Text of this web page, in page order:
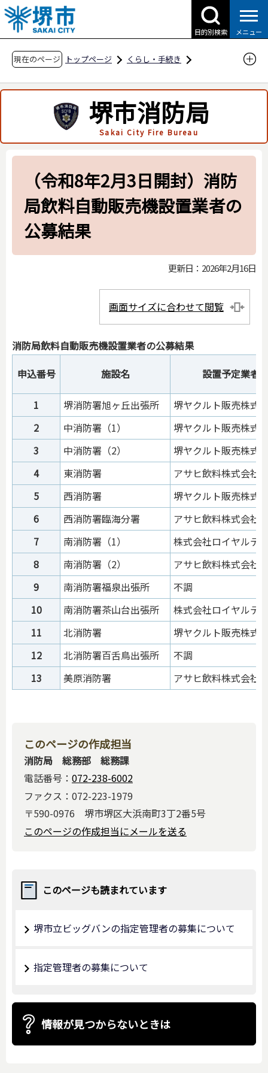
こ
の
ペ
の
で
目的別検索 メニュー
現在のページ トップページ
くらし・手続き
事業者の方へ
入札案件情報
（令和8年2⽉3⽇開封）消防局飲料⾃動販売機
設置業者の公募結果
堺市消防局
Sakai City Fire Bureau
（令和8年2⽉3⽇開封）消防
局飲料⾃動販売機設置業者の
公募結果
更新日：2026年2月16日
画面サイズに合わせて閲覧
消防局飲料自動販売機設置業者の公募結果
申込番号
施設名 設置予定業者
1 堺消防署旭ヶ丘出張所
堺ヤクルト販売株式
2
中消防署（1）
堺ヤクルト販売株式
3
中消防署（2）
堺ヤクルト販売株式
4
東消防署
アサヒ飲料株式会社
5
西消防署
堺ヤクルト販売株式
6
西消防署臨海分署
アサヒ飲料株式会社
7
南消防署（1）
株式会社ロイヤルティ
8
南消防署（2）
アサヒ飲料株式会社
9
南消防署福泉出張所
不調
10
南消防署茶山台出張所
株式会社ロイヤルティ
11
北消防署
堺ヤクルト販売株式
12
北消防署百舌鳥出張所
不調
13
美原消防署 アサヒ飲料株式会社
このページの作成担当
消防局 総務部 総務課
電話番号： 072-238-6002
ファクス：072-223-1979
〒590-0976 堺市堺区大浜南町3丁2番5号
このページの作成担当にメールを送る
このページも読まれています
堺市立ビッグバンの指定管理者の募集について
指定管理者の募集について
情報が見つからないときは